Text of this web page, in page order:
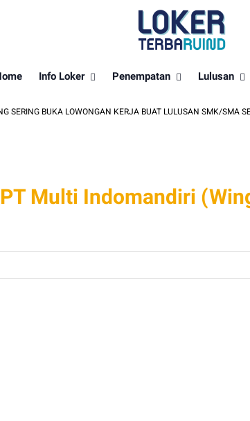
Info Loker Penempatan Lulusan
BUKA LOWONGAN KERJA BUAT LULUSAN SMK/SMA
Multi Indomandiri